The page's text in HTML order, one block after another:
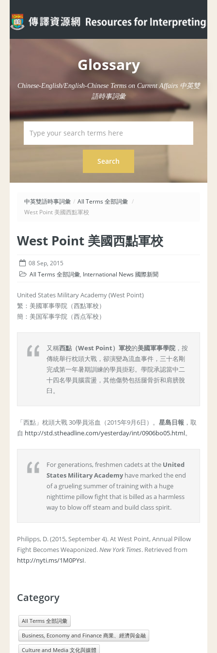
Glossary
Chinese-English/English-Chinese Terms on Current Affairs 中英雙
語時事詞彙
中英雙語時事詞彙 / All Terms 全部詞彙 /
West Point 美國西點軍校
West Point 美國西點軍校
08 Sep, 2015
All Terms 全部詞彙, International News 國際新聞
United States Military Academy (West Point)
繁：美國軍事學院（西點軍校）
簡：美国军事学院（西点军校）
又稱西點 （West Point） 軍校的美國軍事學院 ，按
傳統舉行枕頭大戰，卻演變為流血事件，三十名剛
完成第一年暑期訓練的學員掛彩。學院承認當中二
十四名學員腦震盪，其他傷勢包括腿骨折和肩膀脫
臼。
「西點」枕頭大戰 30學員浴血（2015年9月6日）。 星島日報 ，取
自 http://std.stheadline.com/yesterday/int/0906bo05.html。
For generations, freshmen cadets at the United
States Military Academyhave marked the end
of a grueling summer of training with a huge
nighttime pillow fight that is billed as a harmless
way to blow off steam and build class spirit.
Philipps, D. (2015, September 4). At West Point, Annual Pillow
Fight Becomes Weaponized.New York Times. Retrieved from
http://nyti.ms/1M0PYsI.
Category
All Terms 全部詞彙
Business, Economy and Finance 商業、經濟與金融
Culture and Media 文化與媒體